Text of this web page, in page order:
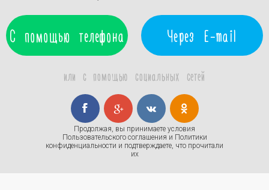
С помощью телефона Через E-mail
или с помощью социальных сетей
Продолжая, вы принимаете условия
Пользовательского соглашения и Политики
конфиденциальности и подтверждаете, что прочитали
их